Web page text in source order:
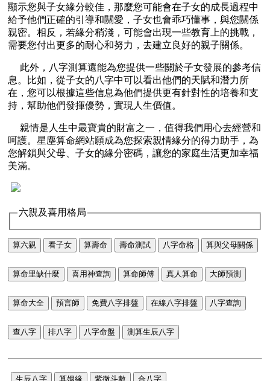
顯示您與子女緣分較佳，那麼您可能會在子女的成長過程中
給予他們正確的引導和關愛，子女也會乖巧懂事，與您關係
親密。相反，若緣分稍淺，可能會出現一些教育上的挑戰，
需要您付出更多的耐心和努力，去建立良好的親子關係。
此外，八字測算還能為您提供一些關於子女發展的參考信
息。比如，從子女的八字中可以看出他們的天賦和潛力所
在，您可以根據這些信息為他們提供更有針對性的培養和支
持，幫助他們發揮優勢，實現人生價值。
親情是人生中最寶貴的財富之一，值得我們用心去經營和
呵護。星塵算命網站願成為您探索親情緣分的得力助手，為
您解鎖與父母、子女的緣分密碼，讓您的家庭生活更加幸福
美滿。
六親及喜用格局
算六親 看子女 算壽命 壽命測試 八字命格 算與父母關係
算命里缺什麼 喜用神查詢 算命師傅 真人算命 大師預測
算命大全 預言師 免費八字排盤 在線八字排盤 八字查詢
查八字 排八字 八字命盤 測算生辰八字
生辰八字 算姻緣 紫微斗數 合八字